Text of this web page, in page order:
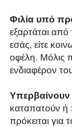
Φιλία υπό
εξαρτάται
εσάς, είτε
οφέλη. Μόλις
ενδιαφέρον
Υπερβαίνουν
καταπατούν ή
πρόκειται